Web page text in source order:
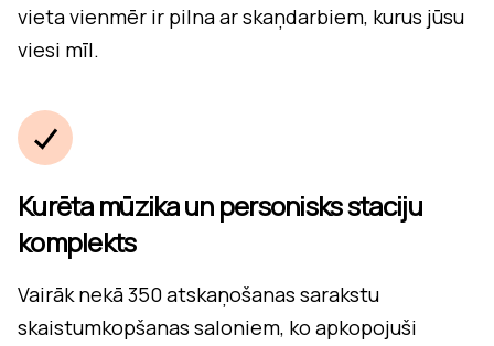
vieta vienmēr ir pilna ar skaņdarbiem, kurus jūsu
viesi mīl.
Kurēta mūzika un personisks staciju
komplekts
Vairāk nekā 350 atskaņošanas sarakstu
skaistumkopšanas saloniem, ko apkopojuši